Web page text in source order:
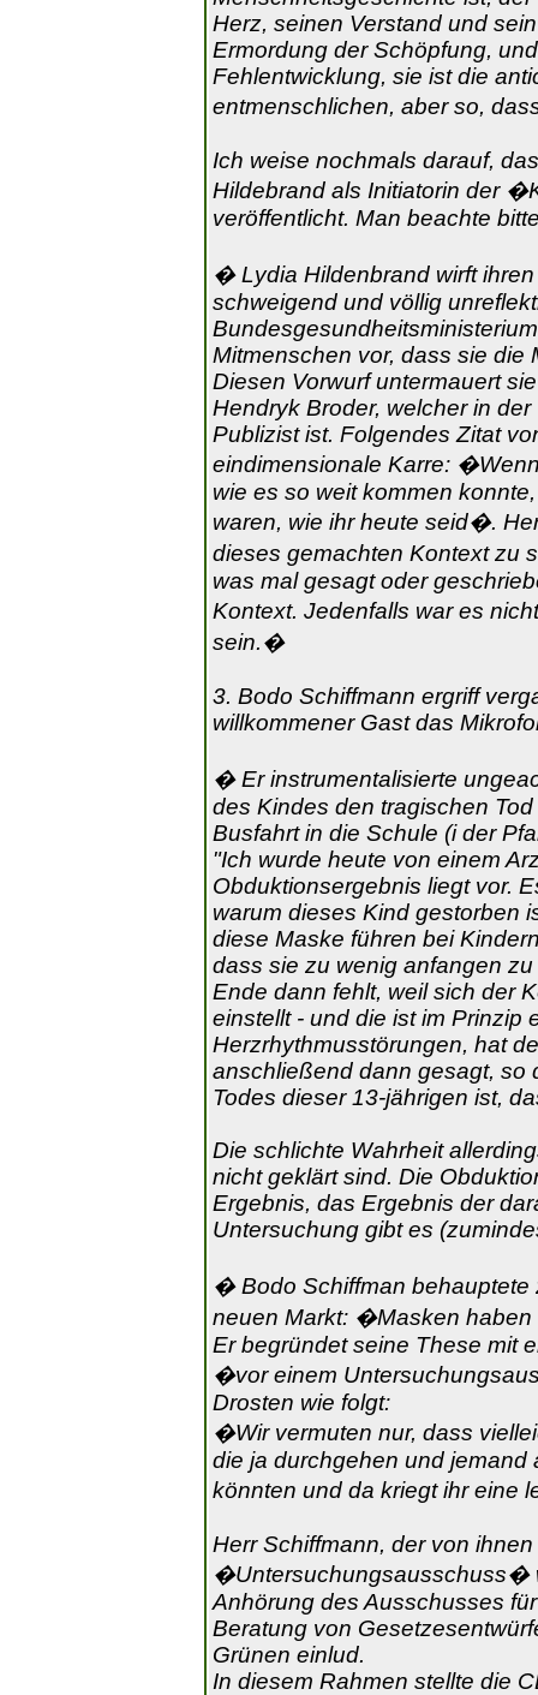
Herz, seinen Verstand und
Ermordung der Schöpfung,
Fehlentwicklung, sie ist die
entmenschlichen, aber so,
Ich weise nochmals darauf,
Hildebrand als Initiatorin der
veröffentlicht. Man beachte
� Lydia Hildenbrand wirft
schweigend und völlig
Mitmenschen vor, dass sie die
Diesen Vorwurf untermauert
Hendryk Broder, welcher in
Publizist ist. Folgendes Zitat
eindimensionale Karre:
wie es so weit kommen
waren, wie ihr heute seid�.
dieses gemachten Kontext zu
was mal gesagt oder
Kontext. Jedenfalls war es
sein.�
3. Bodo Schiffmann ergriff
willkommener Gast das
� Er instrumentalisierte
des Kindes den tragischen
Busfahrt in die Schule (i der
"Ich wurde heute von einem
Obduktionsergebnis liegt vor.
warum dieses Kind gestorben
diese Maske führen bei
dass sie zu wenig anfangen
Ende dann fehlt, weil sich der
einstellt - und die ist im Prinzip
Herzrhythmusstörungen, hat
anschließend dann gesagt, so
Todes dieser 13-jährigen ist,
Die schlichte Wahrheit
nicht geklärt sind. Die
Ergebnis, das Ergebnis der
Untersuchung gibt es
� Bodo Schiffman behauptete
neuen Markt: �Masken
Er begründet seine These mit
�vor einem
Drosten wie folgt:
�Wir vermuten nur, dass
die ja durchgehen und
könnten und da kriegt ihr eine
Herr Schiffmann, der von
�Untersuchungsausschuss�
Anhörung des Ausschusses
Beratung von
Grünen einlud.
In diesem Rahmen stellte die